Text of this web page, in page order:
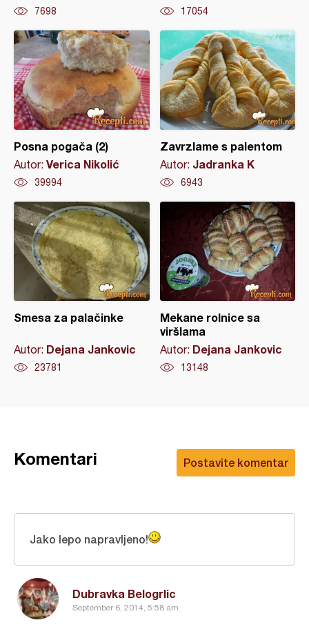
7698 17054
Posna pogača (2)
Autor: Verica Nikolić
39994
Zavrzlame s palentom
Autor: Jadranka K
6943
Smesa za palačinke
Autor: Dejana Jankovic
23781
Mekane rolnice sa
viršlama
Autor: Dejana Jankovic
13148
Postavite komentar
Komentari
Dubravka Belogrlic
September 6, 2014, 5:58 am
Jako lepo napravljeno!